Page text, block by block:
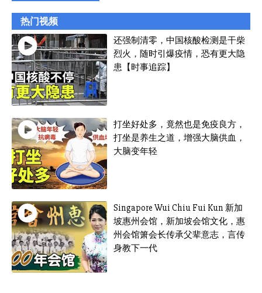
热门视频
还强制清零，中国核酸检测是干柴
烈火，随时引爆疫情，恐有更大隐
患【时事追踪】
打坐好处多，竟然也是免疫良方，
打坐是养生之道，增强大脑供血，
大脑变年轻
Singapore Wui Chiu Fui Kun 新加
坡惠州会馆，新加坡会馆文化，惠
州会馆箫会长传承父辈意志，言传
身教下一代